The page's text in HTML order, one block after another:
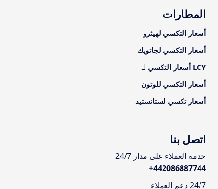
المطارات
أسعار التكسي لهيثرو
أسعار التكسي لجاتويك
LCY أسعار التكسي لـ
أسعار التكسي للوتون
أسعار تكسي لستانستيد
اتصل بنا
خدمة العملاء على مدار 24/7
+442086887744
24/7 دعم العملاء